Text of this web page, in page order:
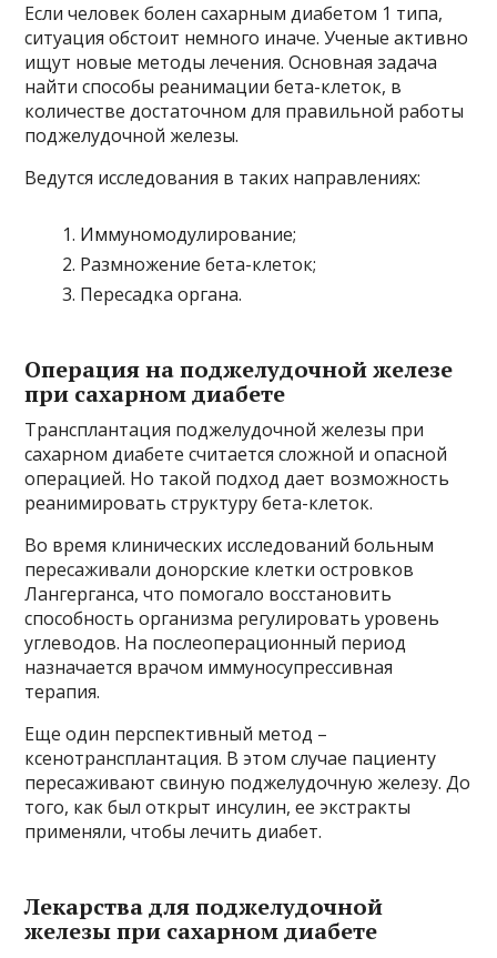
Если человек болен сахарным диабетом 1 типа,
ситуация обстоит немного иначе. Ученые активно
ищут новые методы лечения. Основная задача
найти способы реанимации бета-клеток, в
количестве достаточном для правильной работы
поджелудочной железы.
Ведутся исследования в таких направлениях:
Иммуномодулирование;
Размножение бета-клеток;
Пересадка органа.
Операция на поджелудочной железе
при сахарном диабете
Трансплантация поджелудочной железы при
сахарном диабете считается сложной и опасной
операцией. Но такой подход дает возможность
реанимировать структуру бета-клеток.
Во время клинических исследований больным
пересаживали донорские клетки островков
Лангерганса, что помогало восстановить
способность организма регулировать уровень
углеводов. На послеоперационный период
назначается врачом иммуносупрессивная
терапия.
Еще один перспективный метод –
ксенотрансплантация. В этом случае пациенту
пересаживают свиную поджелудочную железу. До
того, как был открыт инсулин, ее экстракты
применяли, чтобы лечить диабет.
Лекарства для поджелудочной
железы при сахарном диабете